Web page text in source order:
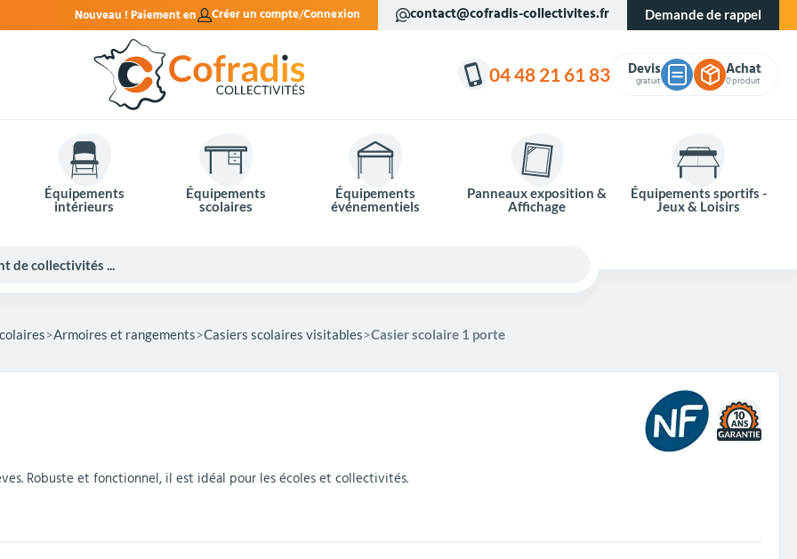
en 4x sans frais. Créer un compte Connexion contact@cofradis-collectivites.fr Demande de rappel
04 48 21 61 83 Devis
gratuit
Achat
0 produit
Équipements
intérieurs
Équipements
scolaires
Équipements
événementiels
Panneaux exposition &
Affichage
Équipements sportifs -
Jeux & Loisirs
Armoires et rangements Casiers scolaires visitables Casier scolaire 1 porte
10
Robuste et fonctionnel, il est idéal pour les écoles et collectivités.